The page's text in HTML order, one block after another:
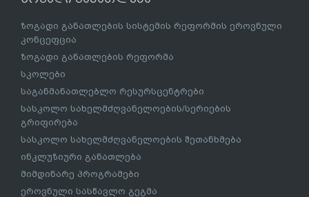
ზოგადი განათლების სისტემის რეფორმის ეროვნული
კონცეფცია
ზოგადი განათლების რეფორმა
სკოლები
საგანმანათლებლო რესურსცენტრები
სასკოლო სახელმძღვანელოების/სერიების
გრიფირება
სასკოლო სახელმძღვანელოების შეთანხმება
ინკლუზიური განათლება
მიმდინარე პროგრამები
ეროვნული სასწავლო გეგმა